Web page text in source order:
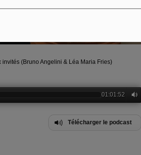
(Bruno Angelini & Léa Maria Fries)
01:01:52
Télécharger le podcast